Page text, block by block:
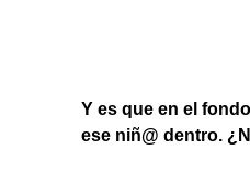
Y es que en el
ese niñ@ dentro.